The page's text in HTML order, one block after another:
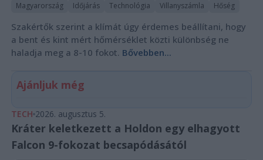
Magyarország Időjárás Technológia Villanyszámla Hőség
Szakértők szerint a klímát úgy érdemes beállítani, hogy
a bent és kint mért hőmérséklet közti különbség ne
haladja meg a 8-10 fokot. Bővebben...
Ajánljuk még
TECH 2026. augusztus 5.
Kráter keletkezett a Holdon egy elhagyott
Falcon 9-fokozat becsapódásától